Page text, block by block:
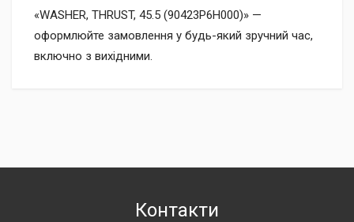
«WASHER, THRUST, 45.5 (90423P6H000)» —
оформлюйте замовлення у будь-який зручний час,
включно з вихідними.
Контакти